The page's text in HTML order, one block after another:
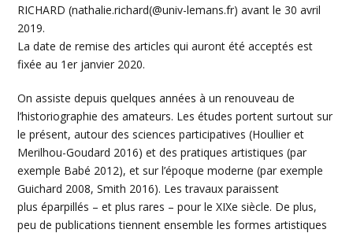
RICHARD (nathalie.richard(@univ-lemans.fr) avant le 30 avril
2019.
La date de remise des articles qui auront été acceptés est
fixée au 1er janvier 2020.
On assiste depuis quelques années à un renouveau de
l’historiographie des amateurs. Les études portent surtout sur
le présent, autour des sciences participatives (Houllier et
Merilhou-Goudard 2016) et des pratiques artistiques (par
exemple Babé 2012), et sur l’époque moderne (par exemple
Guichard 2008, Smith 2016). Les travaux paraissent
plus éparpillés – et plus rares – pour le XIXe siècle. De plus,
peu de publications tiennent ensemble les formes artistiques